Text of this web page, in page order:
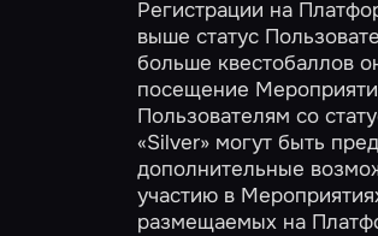
Регистрации на
выше статус
больше квестобаллов
посещение
Пользователям со
«Silver» могут быть
дополнительные
участию в
размещаемых на